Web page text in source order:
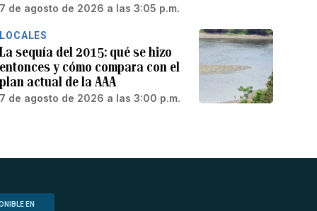
7 de agosto de 2026 a las 3:05 p.m.
LOCALES
La sequía del 2015: qué se hizo
entonces y cómo compara con el
plan actual de la AAA
7 de agosto de 2026 a las 3:00 p.m.
EN